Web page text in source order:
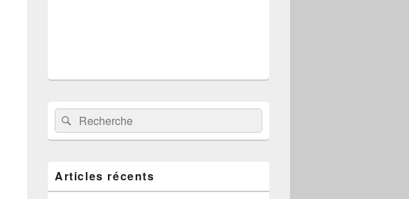
Recherche :Rechercher
Articles récents